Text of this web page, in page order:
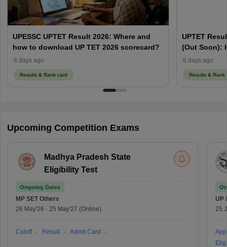
UPESSC UPTET Result 2026: Where and
how to download UP TET 2026 scorecard?
6 days ago
Results & Rank card
UPTET
(Out Soon):
PDF
6 days ago
Results & Rank
Upcoming Competition Exams
Madhya Pradesh State
Eligibility Test
Ongoing Dates
MP SET Others
26 May'26 - 25 May'27 (Online)
Cutoff Result Admit Card
UP
25